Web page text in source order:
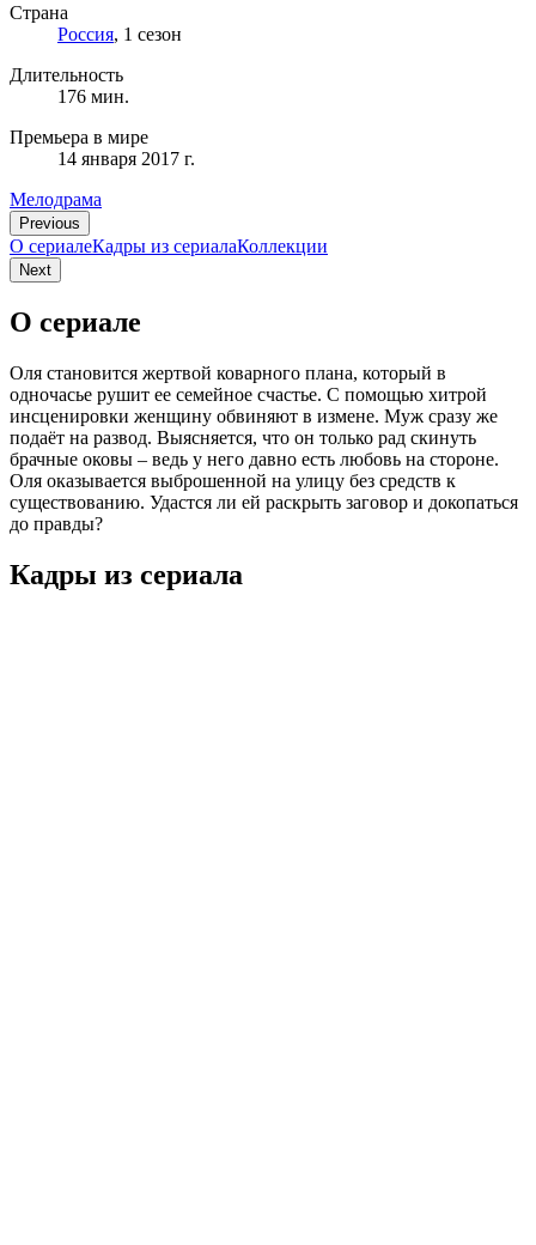
Страна
Россия, 1 сезон
Длительность
176 мин.
Премьера в мире
14 января 2017 г.
Мелодрама
Previous
О сериалеКадры из сериалaКоллекции
Next
О сериале
Оля становится жертвой коварного плана, который в
одночасье рушит ее семейное счастье. С помощью хитрой
инсценировки женщину обвиняют в измене. Муж сразу же
подаёт на развод. Выясняется, что он только рад скинуть
брачные оковы – ведь у него давно есть любовь на стороне.
Оля оказывается выброшенной на улицу без средств к
существованию. Удастся ли ей раскрыть заговор и докопаться
до правды?
Кадры из сериалa